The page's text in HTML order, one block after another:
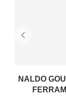
NALDO